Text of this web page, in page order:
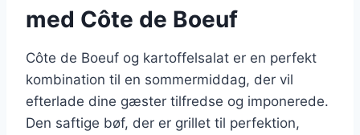
med Côte de Boeuf
Côte de Boeuf og kartoffelsalat er en perfekt
kombination til en sommermiddag, der vil
efterlade dine gæster tilfredse og imponerede.
Den saftige bøf, der er grillet til perfektion,